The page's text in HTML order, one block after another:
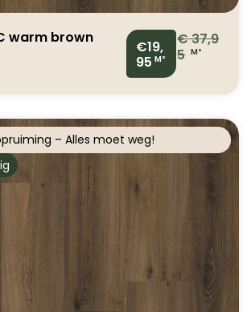
warm brown
€19,
95 M²
€37,9
5 M²
– Alles moet weg!